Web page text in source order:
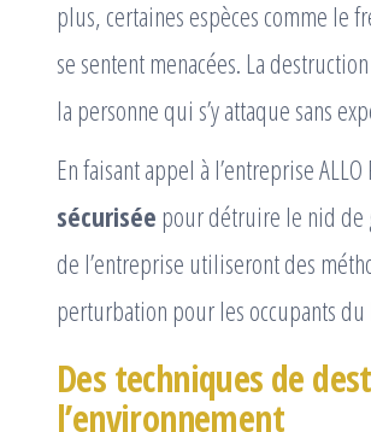
plus, certaines espèces comme le
se sentent menacées. La
la personne qui s’y attaque sans
En faisant appel à l’entreprise
sécurisée pour détruire le nid de
de l’entreprise utiliseront des
perturbation pour les occupants
Des techniques de
l’environnement